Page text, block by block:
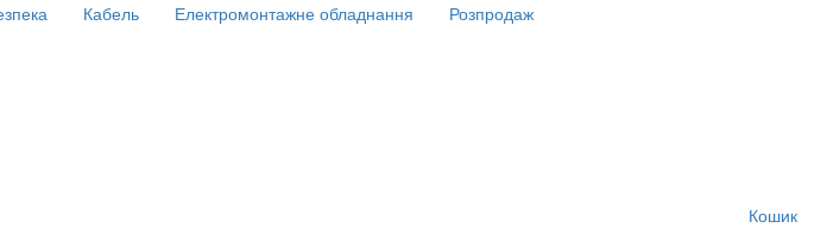
Кабель Електромонтажне обладнання Розпродаж
Кошик